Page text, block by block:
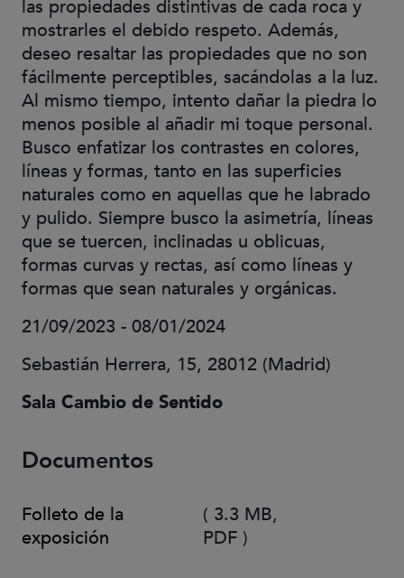
las propiedades distintivas de cada roca y
mostrarles el debido respeto. Además,
deseo resaltar las propiedades que no son
fácilmente perceptibles, sacándolas a la luz.
Al mismo tiempo, intento dañar la piedra lo
menos posible al añadir mi toque personal.
Busco enfatizar los contrastes en colores,
líneas y formas, tanto en las superficies
naturales como en aquellas que he labrado
y pulido. Siempre busco la asimetría, líneas
que se tuercen, inclinadas u oblicuas,
formas curvas y rectas, así como líneas y
formas que sean naturales y orgánicas.
21/09/2023 - 08/01/2024
Sebastián Herrera, 15, 28012 (Madrid)
Sala Cambio de Sentido
Documentos
Folleto de la
exposición
( 3.3 MB,
PDF )